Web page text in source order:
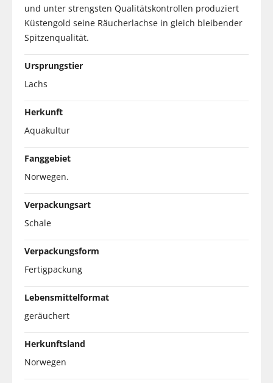
und unter strengsten Qualitätskontrollen produziert
Küstengold seine Räucherlachse in gleich bleibender
Spitzenqualität.
Ursprungstier
Lachs
Herkunft
Aquakultur
Fanggebiet
Norwegen.
Verpackungsart
Schale
Verpackungsform
Fertigpackung
Lebensmittelformat
geräuchert
Herkunftsland
Norwegen